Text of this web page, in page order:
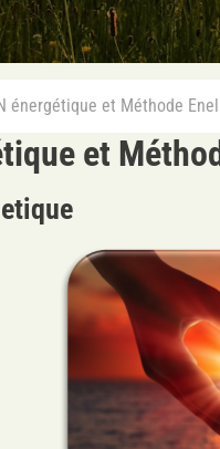
énergétique et Méthode
et